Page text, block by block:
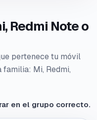
Redmi Note o
pertenece tu móvil
familia: Mi, Redmi,
en el grupo correcto.